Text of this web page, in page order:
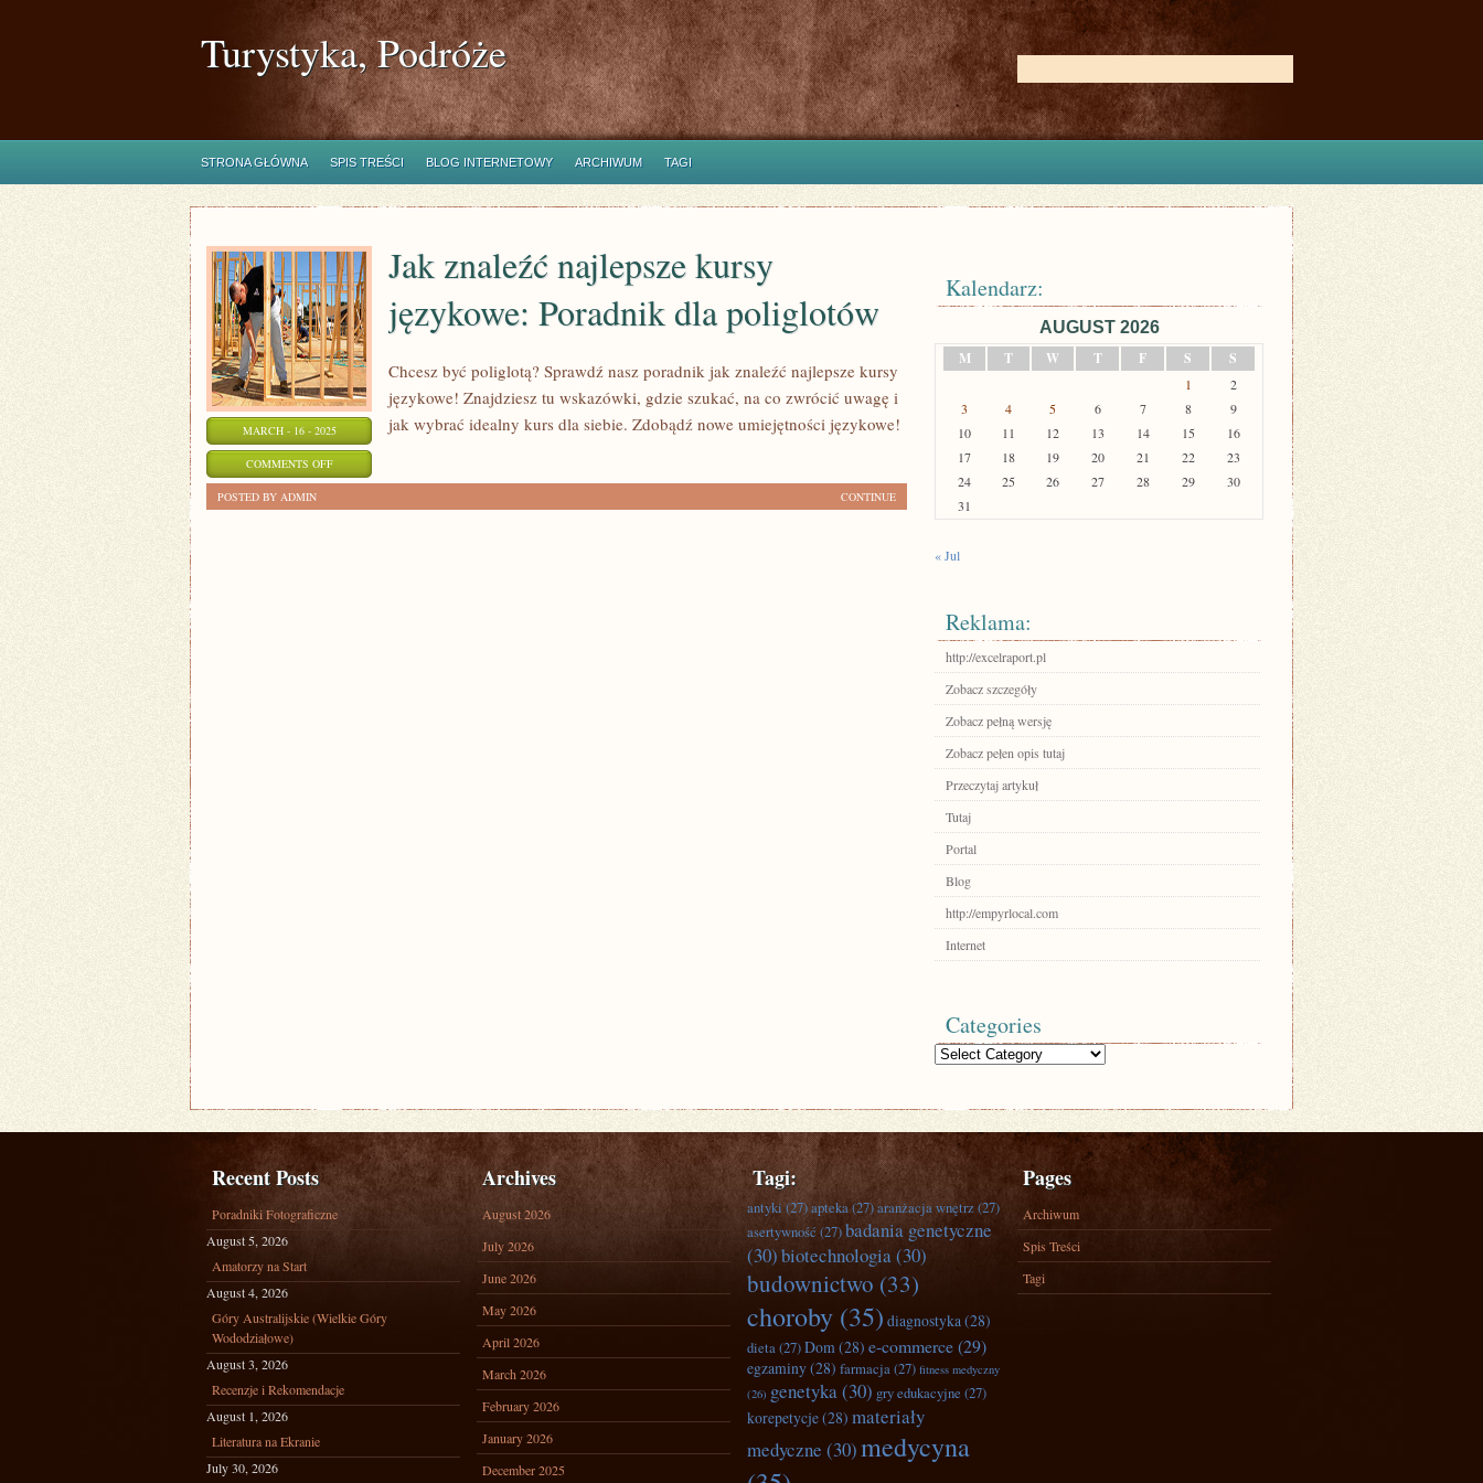
Turystyka, Podróże
STRONA GŁÓWNA SPIS TREŚCI BLOG INTERNETOWY ARCHIWUM TAGI
MARCH - 16 - 2025
COMMENTS OFFON
Jak znaleźć najlepsze kursy
językowe: Poradnik dla poliglotów
Chcesz być poliglotą? Sprawdź nasz poradnik jak znaleźć najlepsze kursy
językowe! Znajdziesz tu wskazówki, gdzie szukać, na co zwrócić uwagę i
jak wybrać idealny kurs dla siebie. Zdobądź nowe umiejętności językowe!
CONTINUE
POSTED BY ADMIN
Kalendarz:
AUGUST 2026
M
T W T F S S
1
2
3
4 5 6 7 8
9
10
11 12 13 14 15
16
17
18 19 20 21 22
23
24
25 26 27 28 29
30
31
« Jul
Reklama:
http://excelraport.pl
Zobacz szczegóły
Zobacz pełną wersję
Zobacz pełen opis tutaj
Przeczytaj artykuł
Tutaj
Portal
Blog
http://empyrlocal.com
Internet
Categories
Categories
Recent Posts
Poradniki Fotograficzne
August 5, 2026
Amatorzy na Start
August 4, 2026
Góry Australijskie (Wielkie Góry
Wododziałowe)
August 3, 2026
Recenzje i Rekomendacje
August 1, 2026
Literatura na Ekranie
July 30, 2026
Archives
August 2026
July 2026
June 2026
May 2026
April 2026
March 2026
February 2026
January 2026
December 2025
Tagi:
antyki(27)apteka(27)aranżacja wnętrz(27)
asertywność (27)badania genetyczne
(30)biotechnologia(30)
budownictwo (33)
choroby (35) diagnostyka(28)
dieta(27)Dom(28) e-commerce(29)
egzaminy(28) farmacja(27) fitness medyczny
(26) genetyka(30) gry edukacyjne (27)
korepetycje(28) materiały
medyczne (30)medycyna
Pages
Archiwum
Spis Treści
Tagi